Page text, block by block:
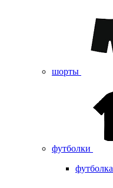
шорты
футболки
футболка